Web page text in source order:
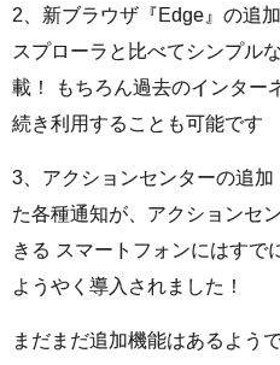
2、新ブラウザ『Edge』の追
スプローラと比べてシンプル
載！ もちろん過去のインター
続き利用することも可能です
3、アクションセンターの追
た各種通知が、アクションセ
きる スマートフォンにはすで
ようやく導入されました！
まだまだ追加機能はあるよう